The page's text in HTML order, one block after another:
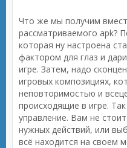
Что же мы получим
рассматриваемого apk?
которая ну настроена
фактором для глаз и
игре. Затем, надо
игровых композициях,
неповторимостью и
происходящие в игре.
управление. Вам не
нужных действий, или
всё находится на своем